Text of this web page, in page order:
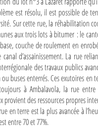
est résolu, il est possible de
Sur cette rue, la réhabilitation
aux trois lots à bitumer : le
couche de roulement en
d’assainissement. La rue
des travaux publics
buses enterrés. Ces exutoires
à Ambalavola, la rue entre
provient des ressources propres
en terre est la plus avancée à
entre 70 et 77%.